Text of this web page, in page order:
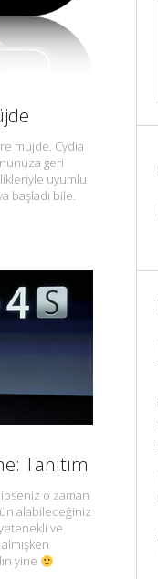
müjde. Cydia
geri
uyumlu
başladı bile.
Tanıtım
o zaman
alabileceğiniz
ve
yine